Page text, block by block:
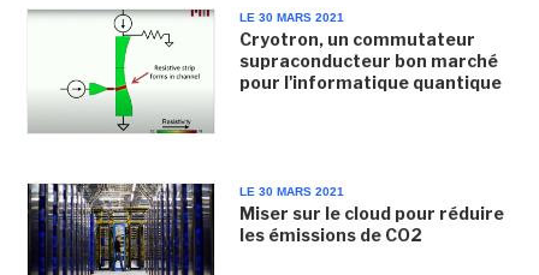
LE 30 MARS 2021
Cryotron, un commutateur
supraconducteur bon marché
pour l'informatique quantique
LE 30 MARS 2021
Miser sur le cloud pour réduire
les émissions de CO2